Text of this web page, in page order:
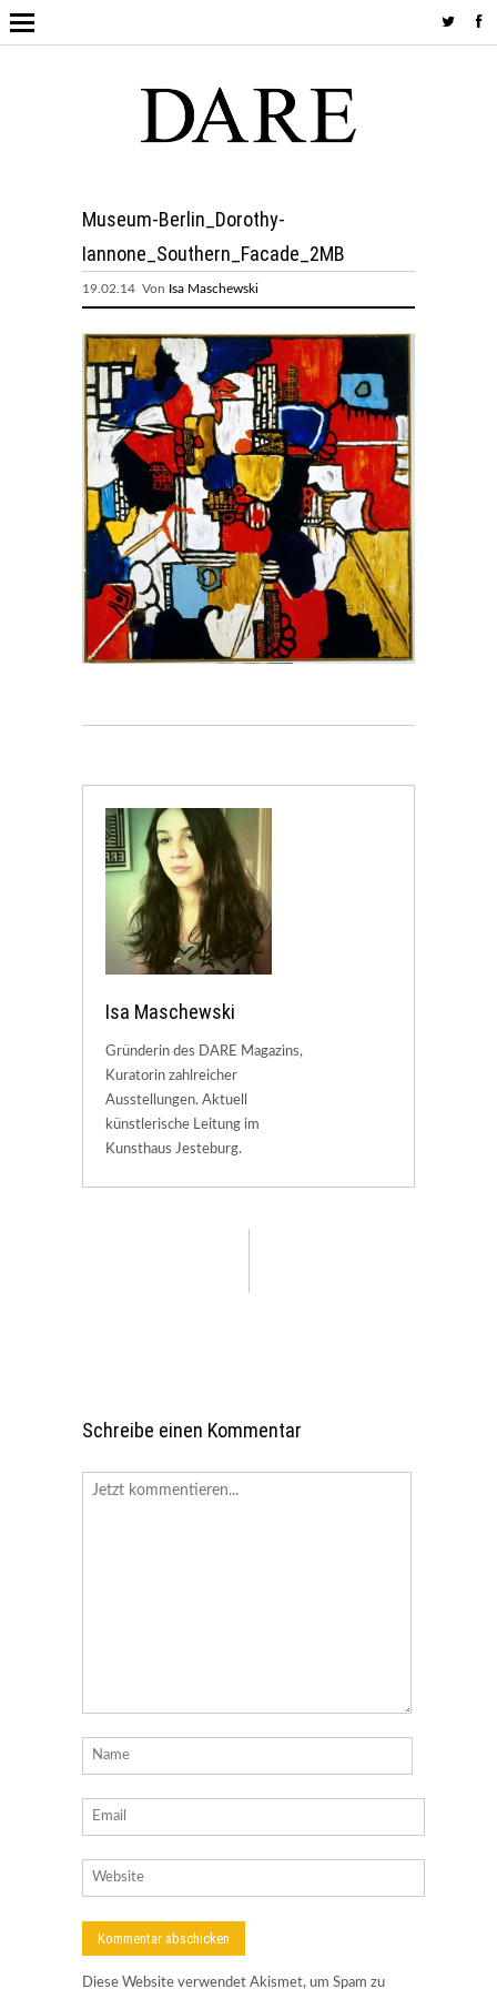
Museum-Berlin_Dorothy-
Iannone_Southern_Facade_2MB
19.02.14 Von Isa Maschewski
Isa Maschewski
Gründerin des DARE Magazins,
Kuratorin zahlreicher
Ausstellungen. Aktuell
künstlerische Leitung im
Kunsthaus Jesteburg.
Schreibe einen Kommentar
Diese Website verwendet Akismet, um Spam zu